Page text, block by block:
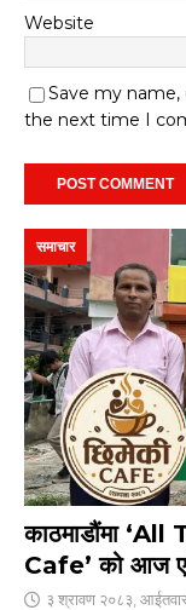
Website
Save my
the next time I
काठमाडौंमा
Cafe’ को आज
समाचार
३ श्रावण २०८३,